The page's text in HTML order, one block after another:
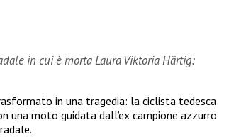
in cui è morta Laura Viktoria Härtig:
in una tragedia: la ciclista tedesca
una moto guidata dall’ex campione azzurro